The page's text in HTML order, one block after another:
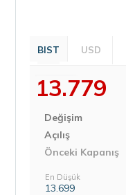
BIST USD
13.779
Değişim
Açılış
Önceki Kapanış
En Düşük
13.699